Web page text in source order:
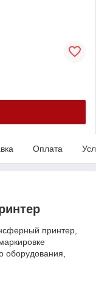
Оплата
принтер,
оборудования,